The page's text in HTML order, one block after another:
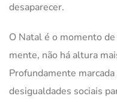
desaparecer.
O Natal é o momento
mente, não há altura
Profundamente
desigualdades sociais